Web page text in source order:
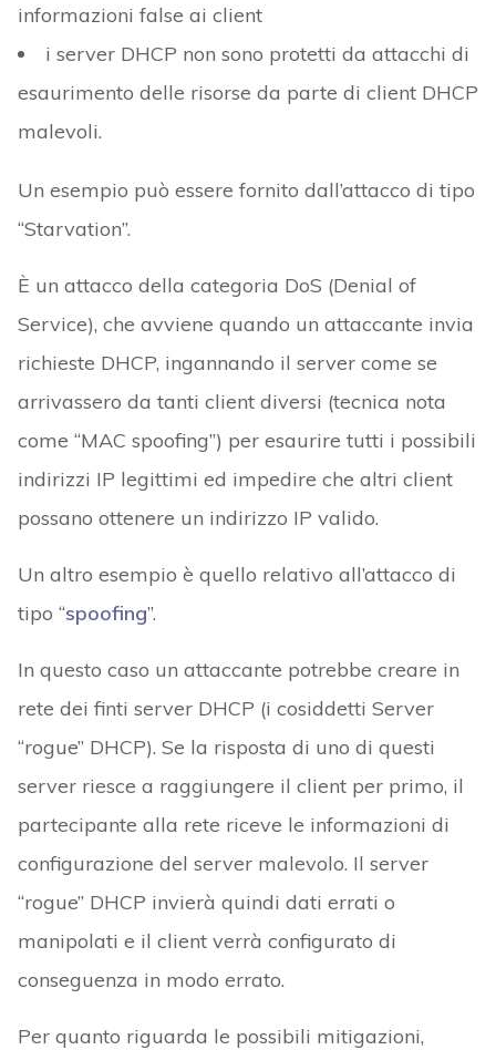
informazioni false ai client
i server DHCP non sono protetti da attacchi di
esaurimento delle risorse da parte di client DHCP
malevoli.
Un esempio può essere fornito dall’attacco di tipo
“Starvation”.
È un attacco della categoria DoS (Denial of
Service), che avviene quando un attaccante invia
richieste DHCP, ingannando il server come se
arrivassero da tanti client diversi (tecnica nota
come “MAC spoofing”) per esaurire tutti i possibili
indirizzi IP legittimi ed impedire che altri client
possano ottenere un indirizzo IP valido.
Un altro esempio è quello relativo all’attacco di
tipo “spoofing”.
In questo caso un attaccante potrebbe creare in
rete dei finti server DHCP (i cosiddetti Server
“rogue” DHCP). Se la risposta di uno di questi
server riesce a raggiungere il client per primo, il
partecipante alla rete riceve le informazioni di
configurazione del server malevolo. Il server
“rogue” DHCP invierà quindi dati errati o
manipolati e il client verrà configurato di
conseguenza in modo errato.
Per quanto riguarda le possibili mitigazioni,